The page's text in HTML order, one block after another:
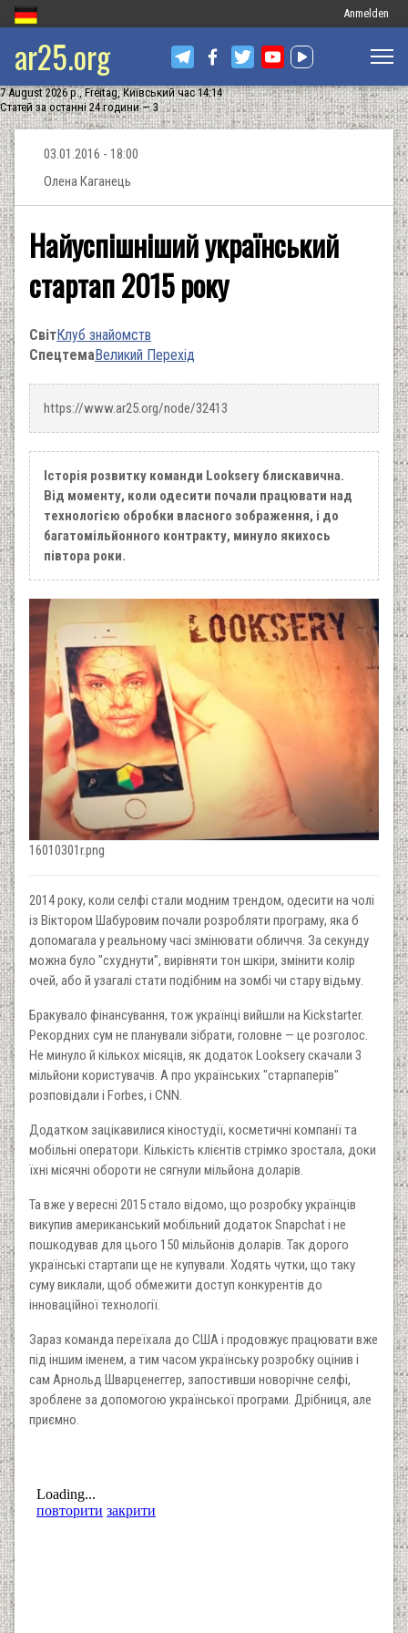
Меню
запису
користувача
Anmelden
ar25.org
7 August 2026 р., Freitag, Київський час 14:14
Статей за останні 24 години — 3
03.01.2016 - 18:00
Олена Каганець
Найуспішніший український
стартап 2015 року
СвітКлуб знайомств
СпецтемаВеликий Перехід
https://www.ar25.org/node/32413
Історія розвитку команди Looksery блискавична.
Від моменту, коли одесити почали працювати над
технологією обробки власного зображення, і до
багатомільйонного контракту, минуло якихось
півтора роки.
16010301r.png
2014 року, коли селфі стали модним трендом, одесити на чолі
із Віктором Шабуровим почали розробляти програму, яка б
допомагала у реальному часі змінювати обличчя. За секунду
можна було "схуднути", вирівняти тон шкіри, змінити колір
очей, або й узагалі стати подібним на зомбі чи стару відьму.
Бракувало фінансування, тож українці вийшли на Kickstarter.
Рекордних сум не планували зібрати, головне — це розголос.
Не минуло й кількох місяців, як додаток Looksery скачали 3
мільйони користувачів. А про українських "старпаперів"
розповідали і Forbes, і CNN.
Додатком зацікавилися кіностудії, косметичні компанії та
мобільні оператори. Кількість клієнтів стрімко зростала, доки
їхні місячні обороти не сягнули мільйона доларів.
Та вже у вересні 2015 стало відомо, що розробку українців
викупив американський мобільний додаток Snapchat і не
пошкодував для цього 150 мільйонів доларів. Так дорого
українські стартапи ще не купували. Ходять чутки, що таку
суму виклали, щоб обмежити доступ конкурентів до
інноваційної технології.
Зараз команда переїхала до США і продовжує працювати вже
під іншим іменем, а тим часом українську розробку оцінив і
сам Арнольд Шварценеггер, запостивши новорічне селфі,
зроблене за допомогою української програми. Дрібниця, але
приємно.